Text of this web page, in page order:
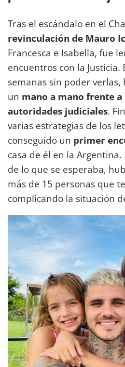
Tras el escándalo en el
revinculación de Mauro
Francesca e Isabella, fue
encuentros con la
semanas sin poder
un mano a mano frente
autoridades judiciales.
varias estrategias de los
conseguido un primer
casa de él en la
de lo que se esperaba,
más de 15 personas que
complicando la situación